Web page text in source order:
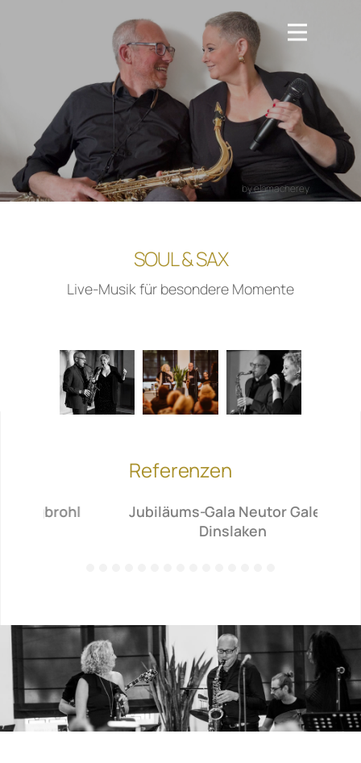
by elama​cherey
SOUL & SAX
Live-Musik für besondere Momente
Referenzen
Jubiläums-Gala Neutor Galerie
Dinslaken